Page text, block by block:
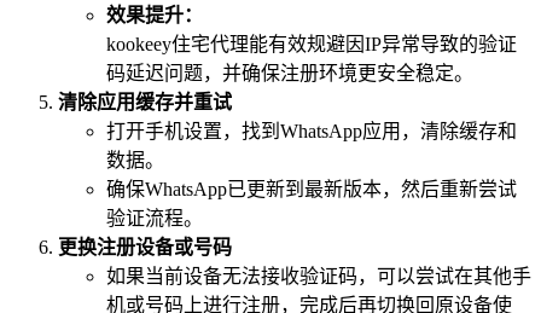
效果提升：
kookeey住宅代理能有效规避因IP异常导致的验证
码延迟问题，并确保注册环境更安全稳定。
清除应用缓存并重试
打开手机设置，找到WhatsApp应用，清除缓存和
数据。
确保WhatsApp已更新到最新版本，然后重新尝试
验证流程。
更换注册设备或号码
如果当前设备无法接收验证码，可以尝试在其他手
机或号码上进行注册，完成后再切换回原设备使